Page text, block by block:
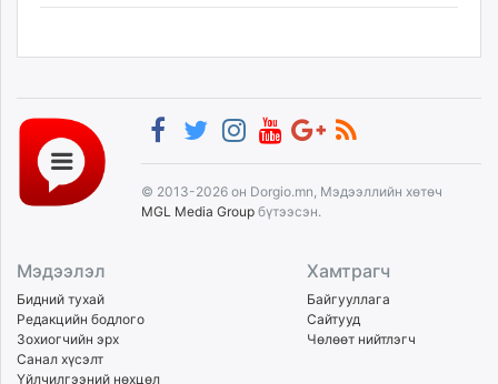
© 2013-2026 он Dorgio.mn, Мэдээллийн хөтөч
MGL Media Group бүтээсэн.
Мэдээлэл
Бидний тухай
Редакцийн бодлого
Зохиогчийн эрх
Санал хүсэлт
Үйлчилгээний нөхцөл
Хамтрагч
Байгууллага
Сайтууд
Чөлөөт нийтлэгч